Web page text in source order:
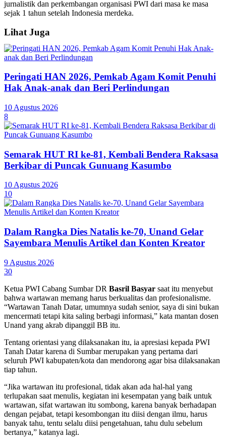
jurnalistik dan perkembangan organisasi PWI dari masa ke masa
sejak 1 tahun setelah Indonesia merdeka.
Lihat Juga
Peringati HAN 2026, Pemkab Agam Komit Penuhi
Hak Anak-anak dan Beri Perlindungan
10 Agustus 2026
8
Semarak HUT RI ke-81, Kembali Bendera Raksasa
Berkibar di Puncak Gunuang Kasumbo
10 Agustus 2026
10
Dalam Rangka Dies Natalis ke-70, Unand Gelar
Sayembara Menulis Artikel dan Konten Kreator
9 Agustus 2026
30
Ketua PWI Cabang Sumbar DR Basril Basyar saat itu menyebut
bahwa wartawan memang harus berkualitas dan profesionalisme.
“Wartawan Tanah Datar, umumnya sudah senior, saya di sini bukan
mencermati tetapi kita saling berbagi informasi,” kata mantan dosen
Unand yang akrab dipanggil BB itu.
Tentang orientasi yang dilaksanakan itu, ia apresiasi kepada PWI
Tanah Datar karena di Sumbar merupakan yang pertama dari
seluruh PWI kabupaten/kota dan mendorong agar bisa dilaksanakan
tiap tahun.
“Jika wartawan itu profesional, tidak akan ada hal-hal yang
terlupakan saat menulis, kegiatan ini kesempatan yang baik untuk
wartawan, sifat wartawan itu sombong, karena banyak berhadapan
dengan pejabat, tetapi kesombongan itu diisi dengan ilmu, harus
banyak tahu, tentu selalu diisi pengetahuan, tahu dulu sebelum
bertanya,” katanya lagi.